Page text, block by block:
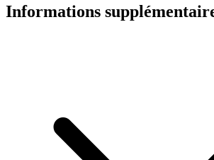
Informations